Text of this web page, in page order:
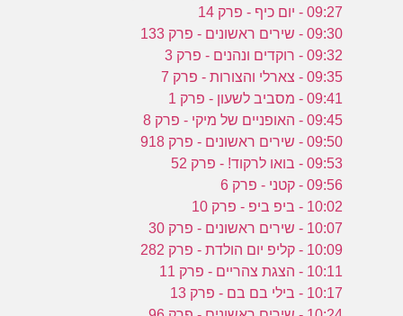
09:27 - יום כיף - פרק 14
09:30 - שירים ראשונים - פרק 133
09:32 - רוקדים ונהנים - פרק 3
09:35 - צארלי והצורות - פרק 7
09:41 - מסביב לשעון - פרק 1
09:45 - האופניים של מיקי - פרק 8
09:50 - שירים ראשונים - פרק 918
09:53 - בואו לרקוד! - פרק 52
09:56 - קטני - פרק 6
10:02 - ביפ ביפ - פרק 10
10:07 - שירים ראשונים - פרק 30
10:09 - קליפ יום הולדת - פרק 282
10:11 - הצגת צהריים - פרק 11
10:17 - בילי בם בם - פרק 13